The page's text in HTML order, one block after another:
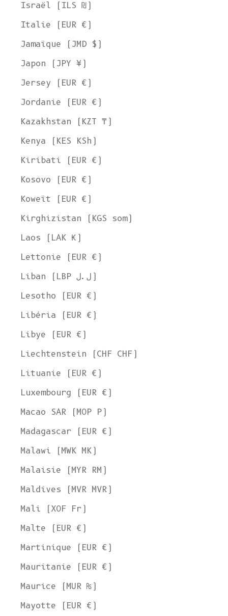
Israël (ILS ₪)
Italie (EUR €)
Jamaïque (JMD $)
Japon (JPY ¥)
Jersey (EUR €)
Jordanie (EUR €)
Kazakhstan (KZT ₸)
Kenya (KES KSh)
Kiribati (EUR €)
Kosovo (EUR €)
Koweït (EUR €)
Kirghizistan (KGS som)
Laos (LAK ₭)
Lettonie (EUR €)
Liban (LBP ل.ل)
Lesotho (EUR €)
Libéria (EUR €)
Libye (EUR €)
Liechtenstein (CHF CHF)
Lituanie (EUR €)
Luxembourg (EUR €)
Macao SAR (MOP P)
Madagascar (EUR €)
Malawi (MWK MK)
Malaisie (MYR RM)
Maldives (MVR MVR)
Mali (XOF Fr)
Malte (EUR €)
Martinique (EUR €)
Mauritanie (EUR €)
Maurice (MUR ₨)
Mayotte (EUR €)